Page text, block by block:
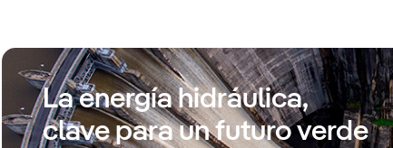
La energía hidráulica,
clave para un futuro verde